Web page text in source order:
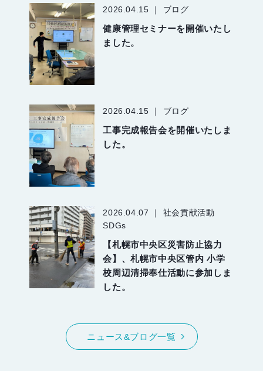
2026.04.15 ｜ ブログ
健康管理セミナーを開催いたし
ました。
2026.04.15 ｜ ブログ
工事完成報告会を開催いたしま
した。
2026.04.07 ｜ 社会貢献活動
SDGs
【札幌市中央区災害防止協力
会】、札幌市中央区管内 小学
校周辺清掃奉仕活動に参加しま
した。
ニュース&ブログ一覧